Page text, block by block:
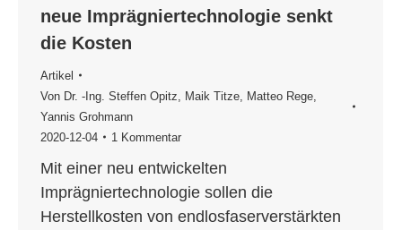
neue Imprägniertechnologie senkt
die Kosten
Artikel
Von Dr. -Ing. Steffen Opitz Maik Titze Matteo Rege
Yannis Grohmann
2020-12-04
1 Kommentar
Mit einer neu entwickelten
Imprägniertechnologie sollen die
Herstellkosten von endlosfaserverstärkten